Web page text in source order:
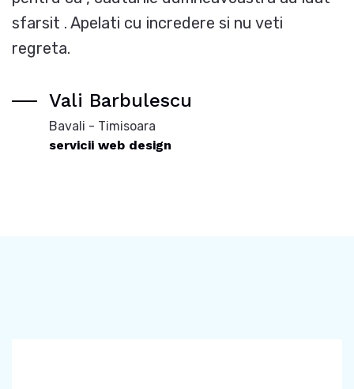
sfarsit . Apelati cu incredere si nu veti
regreta.
Vali Barbulescu
Bavali - Timisoara
servicii web design